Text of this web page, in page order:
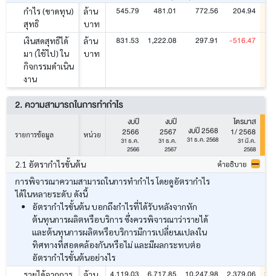
กำไร (ขาดทุน)
สุทธิ
ล้าน
บาท
545.79 481.01 772.56 204.94
เงินสดสุทธิได้
มา (ใช้ไป) ใน
กิจกรรมดำเนิน
งาน
ล้าน
บาท
831.53 1,222.08 297.91 -516.47
2. ความสามารถในการทำกำไร
รายการข้อมูล หน่วย
งบปี
2566
31 ธ.ค.
2566
งบปี
2567
31 ธ.ค.
2567
งบปี 2568
31 ธ.ค. 2568
ไตรมาส
1/ 2568
31 มี.ค.
2568
2.1 อัตรากำไรขั้นต้น คำอธิบาย
การพิจารณาความสามารถในการทำกำไร โดยดูอัตรากำไร
ได้ในหลายระดับ ดังนี้
อัตรากำไรขั้นต้น บอกถึงกำไรที่ได้รับหลังจากหัก
ต้นทุนการผลิตหรือบริการ ซึ่งควรพิจารณาว่ารายได้
และต้นทุนการผลิตหรือบริการมีการเปลี่ยนแปลงใน
ทิศทางที่สอดคล้องกันหรือไม่ และมีผลกระทบต่อ
อัตรากำไรขั้นต้นอย่างไร